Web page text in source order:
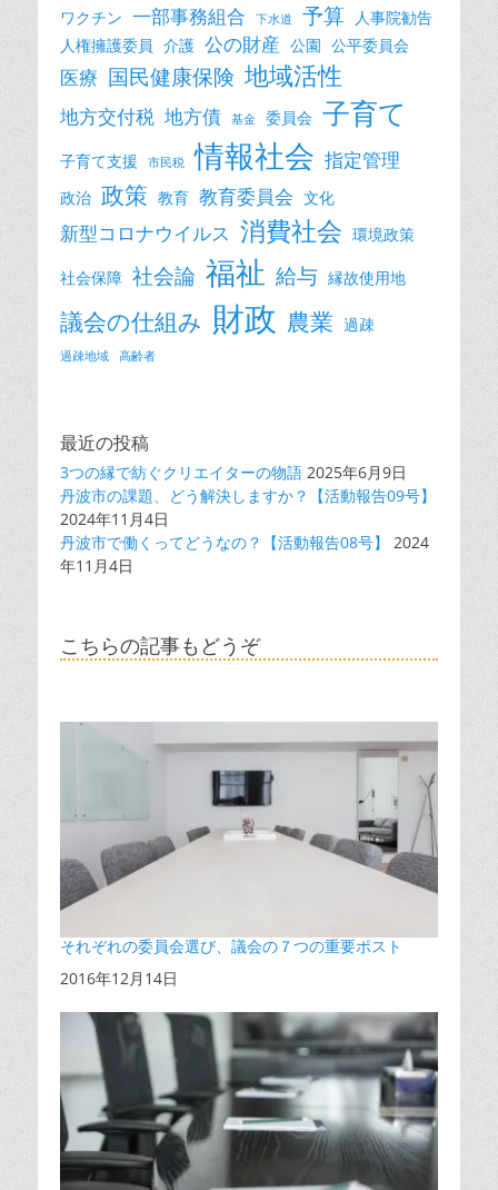
ワクチン 一部事務組合 下水道 予算 人事院勧告
人権擁護委員 介護 公の財産 公園 公平委員会
医療 国民健康保険 地域活性
地方交付税 地方債 基金 委員会 子育て
子育て支援 市民税 情報社会 指定管理
政治 政策 教育 教育委員会 文化
新型コロナウイルス 消費社会 環境政策
社会保障 社会論 福祉 給与 縁故使用地
議会の仕組み 財政 農業 過疎
過疎地域 高齢者
最近の投稿
3つの縁で紡ぐクリエイターの物語 2025年6月9日
丹波市の課題、どう解決しますか？【活動報告09号】
2024年11月4日
丹波市で働くってどうなの？【活動報告08号】
2024
年11月4日
こちらの記事もどうぞ
それぞれの委員会選び、議会の７つの重要ポスト
日付
2016年12月14日